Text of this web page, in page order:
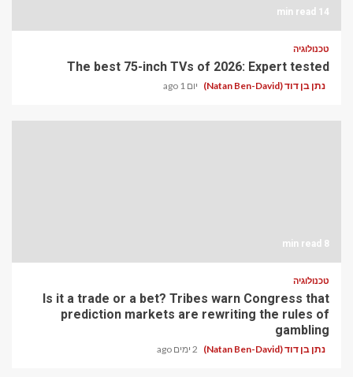
14 min read
טכנולוגיה
The best 75-inch TVs of 2026: Expert tested
נתן בן דוד (Natan Ben-David) יום 1 ago
8 min read
טכנולוגיה
Is it a trade or a bet? Tribes warn Congress that
prediction markets are rewriting the rules of
gambling
נתן בן דוד (Natan Ben-David) 2 ימים ago